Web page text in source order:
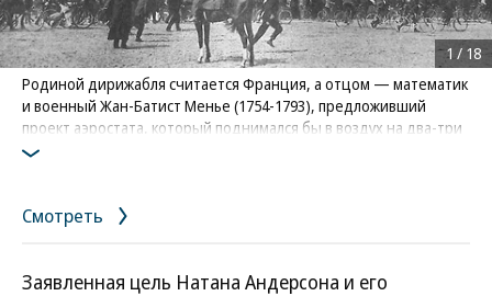
Родиной дирижабля считается Франция, а отцом — математик
и военный Жан-Батист Менье (1754-1793), предложивший
проект аэростата, который поднимался бы в воздух на два-три
километра при помощи трех воздушных винтов. Использовать
На фото: жители французского Люневиля наблюдают за
1 / 18
Смотреть
Заявленная цель Натана Андерсона и его